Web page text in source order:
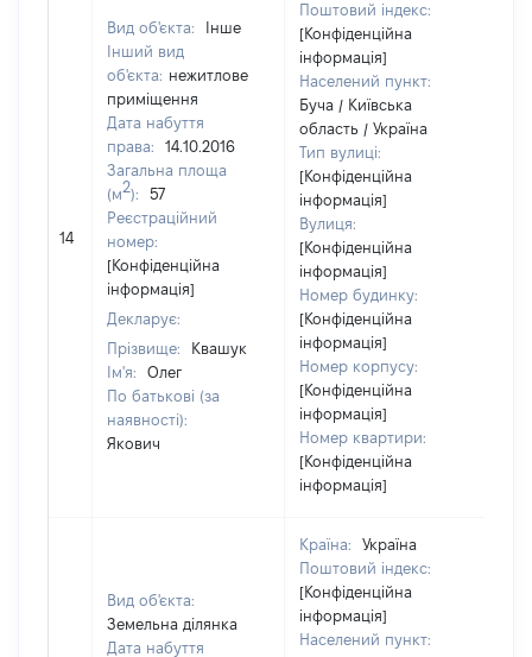
14
Вид об'єкта:
Інше
Інший вид
об'єкта: нежитлове
приміщення
Дата набуття
права:
14.10.2016
Загальна площа
(м2):
57
Реєстраційний
номер:
[Конфіденційна
інформація]
Декларує:
Прізвище:
Квашук
Ім'я:
Олег
По батькові (за
наявності):
Якович
Поштовий індекс:
[Конфіденційна
інформація]
Населений пункт:
Буча / Київська
область / Україна
Тип вулиці:
[Конфіденційна
інформація]
Вулиця:
[Конфіденційна
інформація]
Номер будинку:
[Конфіденційна
інформація]
Номер корпусу:
[Конфіденційна
інформація]
Номер квартири:
[Конфіденційна
інформація]
Вид об'єкта:
Земельна ділянка
Дата набуття
Країна:
Україна
Поштовий індекс:
[Конфіденційна
інформація]
Населений пункт: